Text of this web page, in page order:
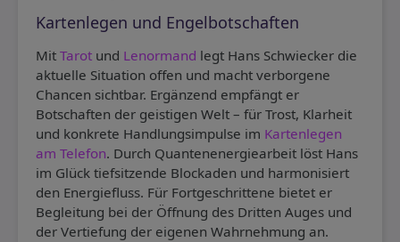
Kartenlegen und Engelbotschaften
Mit Tarot und Lenormand legt Hans Schwiecker die
aktuelle Situation offen und macht verborgene
Chancen sichtbar. Ergänzend empfängt er
Botschaften der geistigen Welt – für Trost, Klarheit
und konkrete Handlungsimpulse im Kartenlegen
am Telefon. Durch Quantenenergiearbeit löst Hans
im Glück tiefsitzende Blockaden und harmonisiert
den Energiefluss. Für Fortgeschrittene bietet er
Begleitung bei der Öffnung des Dritten Auges und
der Vertiefung der eigenen Wahrnehmung an.